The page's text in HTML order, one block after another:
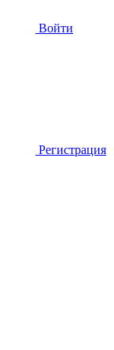
Войти
Регистрация